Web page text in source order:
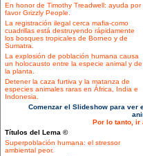
En honor de Timothy Treadwell: ayuda por
favor Grizzly People.
La registración ilegal cerca mafia-como
cuadrillas está destruyendo rápidamente
los bosques tropicales de Borneo y de
Sumatra.
La explosión de población humana causa
un holocausto entre la especie animal y de
la planta.
Detener la caza furtiva y la matanza de
especies animales raras en África, India e
Indonesia.
Comenzar el Slideshow para ver
Por lo tanto, ir
Títulos del Lema ©
Superpoblación humana: el stressor
ambiental peor.